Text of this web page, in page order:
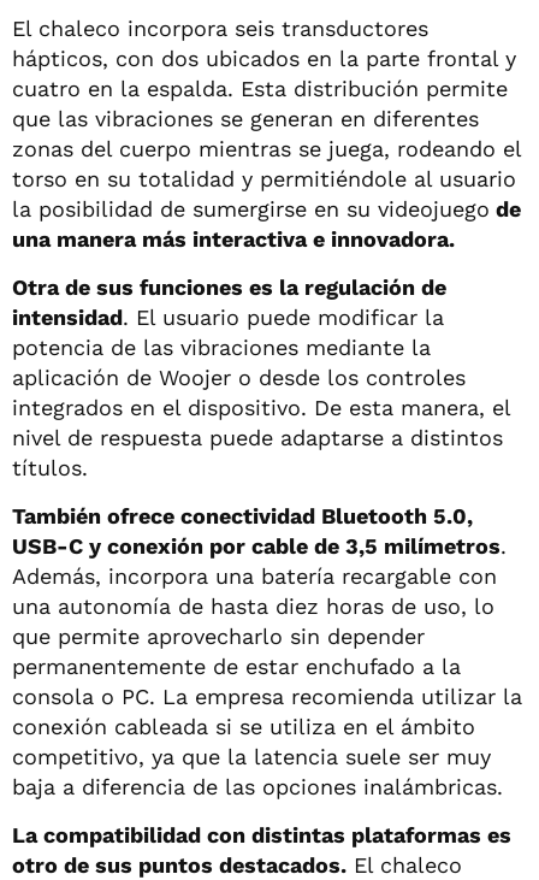
El chaleco incorpora seis transductores
hápticos, con dos ubicados en la parte frontal y
cuatro en la espalda. Esta distribución permite
que las vibraciones se generan en diferentes
zonas del cuerpo mientras se juega, rodeando el
torso en su totalidad y permitiéndole al usuario
la posibilidad de sumergirse en su videojuego de
una manera más interactiva e innovadora.
Otra de sus funciones es la regulación de
intensidad. El usuario puede modificar la
potencia de las vibraciones mediante la
aplicación de Woojer o desde los controles
integrados en el dispositivo. De esta manera, el
nivel de respuesta puede adaptarse a distintos
títulos.
También ofrece conectividad Bluetooth 5.0,
USB-C y conexión por cable de 3,5 milímetros.
Además, incorpora una batería recargable con
una autonomía de hasta diez horas de uso, lo
que permite aprovecharlo sin depender
permanentemente de estar enchufado a la
consola o PC. La empresa recomienda utilizar la
conexión cableada si se utiliza en el ámbito
competitivo, ya que la latencia suele ser muy
baja a diferencia de las opciones inalámbricas.
La compatibilidad con distintas plataformas es
otro de sus puntos destacados. El chaleco